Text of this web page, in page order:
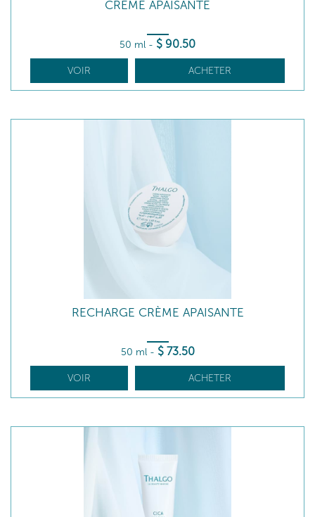
CRÈME APAISANTE
50 ml - $ 90.50
VOIR ACHETER
RECHARGE CRÈME APAISANTE
50 ml - $ 73.50
VOIR ACHETER